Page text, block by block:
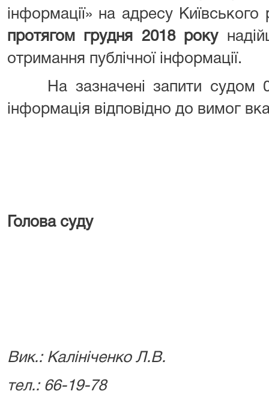
інформації» на адресу
протягом грудня 2018 року
отримання публічної інформації.
На зазначені запити судом
інформація відповідно до вимог
Голова суду
Вик.: Калініченко Л.В.
тел.: 66-19-78